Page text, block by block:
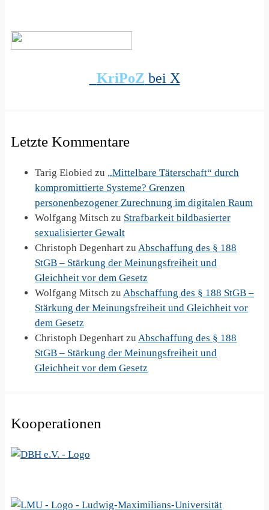
KriPoZ bei X
Letzte Kommentare
Tarig Elobied zu „Mittelbare Täterschaft“ durch
kompromittierte Systeme? Grenzen
personenbezogener Zurechnung im digitalen Raum
Wolfgang Mitsch zu Strafbarkeit bildbasierter
sexualisierter Gewalt
Christoph Degenhart zu Abschaffung des § 188
StGB – Stärkung der Meinungsfreiheit und
Gleichheit vor dem Gesetz
Wolfgang Mitsch zu Abschaffung des § 188 StGB –
Stärkung der Meinungsfreiheit und Gleichheit vor
dem Gesetz
Christoph Degenhart zu Abschaffung des § 188
StGB – Stärkung der Meinungsfreiheit und
Gleichheit vor dem Gesetz
Kooperationen